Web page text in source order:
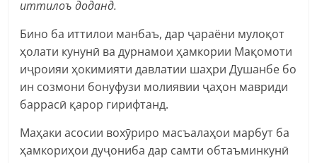
иттилоъ доданд.
Бино ба иттилои манбаъ, дар ҷараёни мулоқот
ҳолати кунунӣ ва дурнамои ҳамкории Мақомоти
иҷроияи ҳокимияти давлатии шаҳри Душанбе бо
ин созмони бонуфузи молиявии ҷаҳон мавриди
баррасӣ қарор гирифтанд.
Маҳаки асосии вохӯриро масъалаҳои марбут ба
ҳамкориҳои дуҷониба дар самти обтаъминкунӣ